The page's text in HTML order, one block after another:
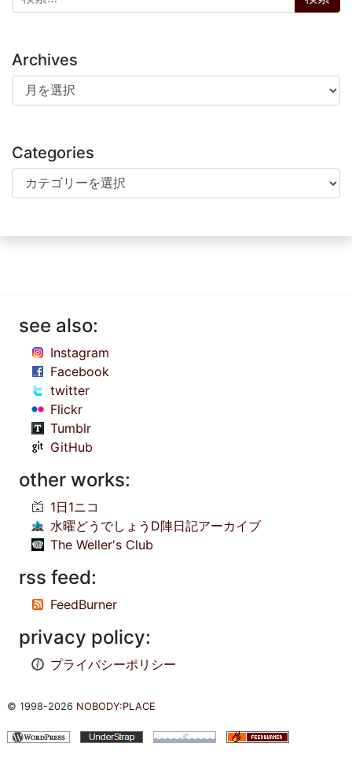
Archives
Archives
Categories
Categories
see also:
Instagram
Facebook
twitter
Flickr
Tumblr
GitHub
other works:
1日1ニコ
水曜どうでしょうD陣日記アーカイブ
The Weller's Club
rss feed:
FeedBurner
privacy policy:
プライバシーポリシー
© 1998-2026 NOBODY:PLACE